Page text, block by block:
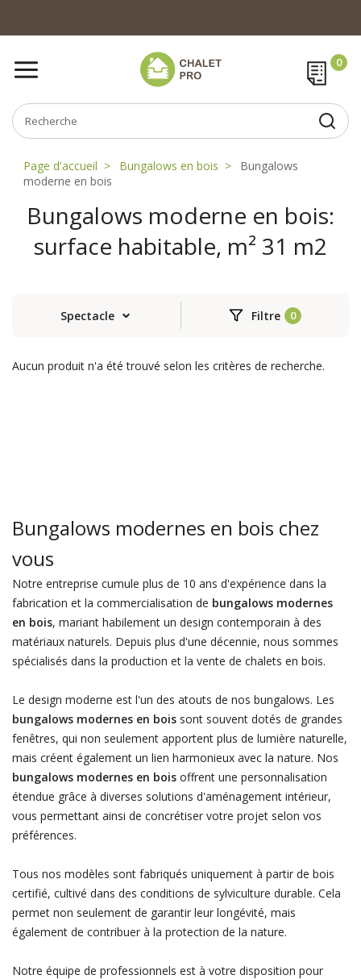
Page d'accueil Bungalows en bois
Bungalows
moderne en bois
Bungalows moderne en bois:
surface habitable, m² 31 m2
Spectacle Filtre
Aucun produit n'a été trouvé selon les critères de recherche.
Bungalows modernes en bois chez
vous
Notre entreprise cumule plus de 10 ans d'expérience dans la
fabrication et la commercialisation de bungalows modernes
en bois, mariant habilement un design contemporain à des
matériaux naturels. Depuis plus d'une décennie, nous sommes
spécialisés dans la production et la vente de chalets en bois.
Le design moderne est l'un des atouts de nos bungalows. Les
bungalows modernes en boissont souvent dotés de grandes
fenêtres, qui non seulement apportent plus de lumière naturelle,
mais créent également un lien harmonieux avec la nature. Nos
bungalows modernes en boisoffrent une personnalisation
étendue grâce à diverses solutions d'aménagement intérieur,
vous permettant ainsi de concrétiser votre projet selon vos
préférences.
Tous nos modèles sont fabriqués uniquement à partir de bois
certifié, cultivé dans des conditions de sylviculture durable. Cela
permet non seulement de garantir leur longévité, mais
également de contribuer à la protection de la nature.
Notre équipe de professionnels est à votre disposition pour